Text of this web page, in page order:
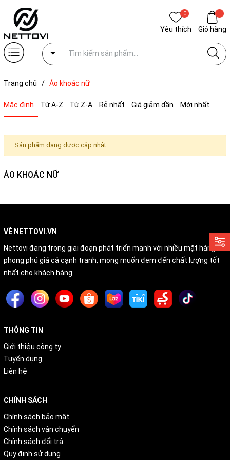
0
Yêu thích Giỏ hàng
Trang chủ / Áo khoác nữ
Mặc định Từ A-Z Từ Z-A Rẻ nhất Giá giảm dần Mới nhất
Sản phẩm đang được cập nhật.
ÁO KHOÁC NỮ
VỀ NETTOVI.VN
Nettovi đang trong giai đoạn phát triển mạnh với nhiều mặt hàng
phong phú giá cả cạnh tranh, mong muốn đem đến chất lượng tốt
nhất cho khách hàng.
THÔNG TIN
Giới thiệu công ty
Tuyển dụng
Liên hệ
CHÍNH SÁCH
Chính sách bảo mật
Chính sách vận chuyển
Chính sách đổi trả
Quy định sử dụng